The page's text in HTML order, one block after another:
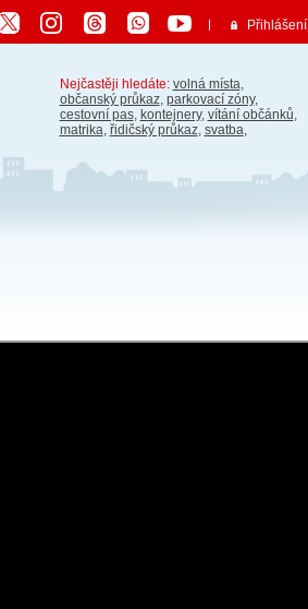
Přihlášení
Nejčastěji hledáte: volná místa,
občanský průkaz, parkovací zóny,
cestovní pas, kontejnery, vítání občánků,
matrika, řidičský průkaz, svatba,